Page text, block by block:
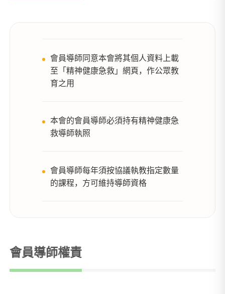
會員導師同意本會將其個人資料上載
至「精神健康急救」網頁，作公眾教
育之用
本會的會員導師必須持有精神健康急
救導師執照
會員導師每年須按協議執教指定數量
的課程，方可維持導師資格
會員導師權責